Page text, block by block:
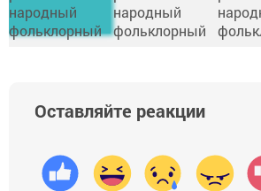
Оставляйте реакции